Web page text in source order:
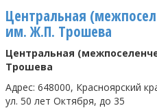
Центральная
им. Ж.П. Трошева
Центральная
Трошева
Адрес: 648000, Красноярский
ул. 50 лет Октября, до 35